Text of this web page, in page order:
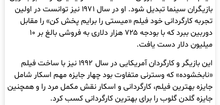
بازیگران سینما تبدیل شود. او در سال ۱۹۷۱ نیز توانست در اولین
تجربه کارگردانی خود فیلم «میستی را برایم پخش کن» را مقابل
دوربین ببرد که با بودجه ۷۲۵ هزار دلاری به فروشی بالغ بر ۱۰
میلیون دلار دست یافت.
این بازیگر و کارگردان آمریکایی در سال ۱۹۹۲ نیز با ساخت فیلم
«نابخشوده» که وسترنی متفاوت بود چهار جایزه مهم اسکار شامل
جایزه بهترین فیلم، کارگردانی و اسکار نقش مکمل مرد را و همچنین
جایزه گلدن گلوب را برای بهترین کارگردانی کسب کرد.